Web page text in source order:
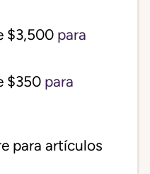
$3,500 para
$350 para
para artículos